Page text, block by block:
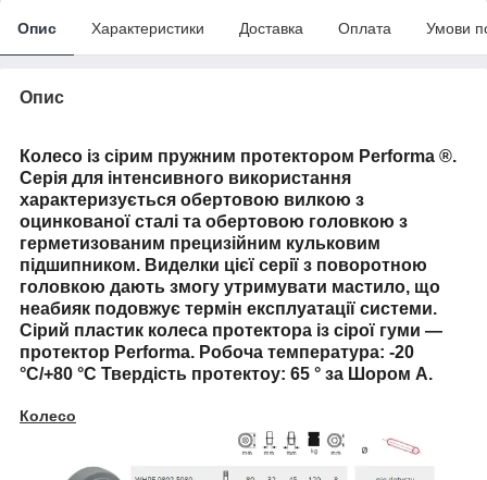
Опис Характеристики Доставка Оплата Умови
Опис
Колесо із сірим пружним протектором Performa ®.
Серія для інтенсивного використання
характеризується обертовою вилкою з
оцинкованої сталі та обертовою головкою з
герметизованим прецизійним кульковим
підшипником. Виделки цієї серії з поворотною
головкою дають змогу утримувати мастило, що
неабияк подовжує термін експлуатації системи.
Сірий пластик колеса протектора із сірої гуми —
протектор Performa. Робоча температура: -20
°C/+80 °C Твердість протектоу: 65 ° за Шором А.
Колесо